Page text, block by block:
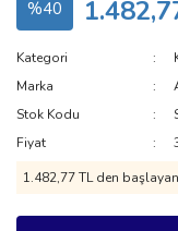
%40
Kategori
Marka
Stok Kodu
Fiyat
1.482,77 TL den